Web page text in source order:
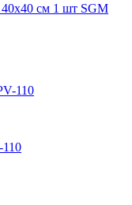
см 1 шт SGM